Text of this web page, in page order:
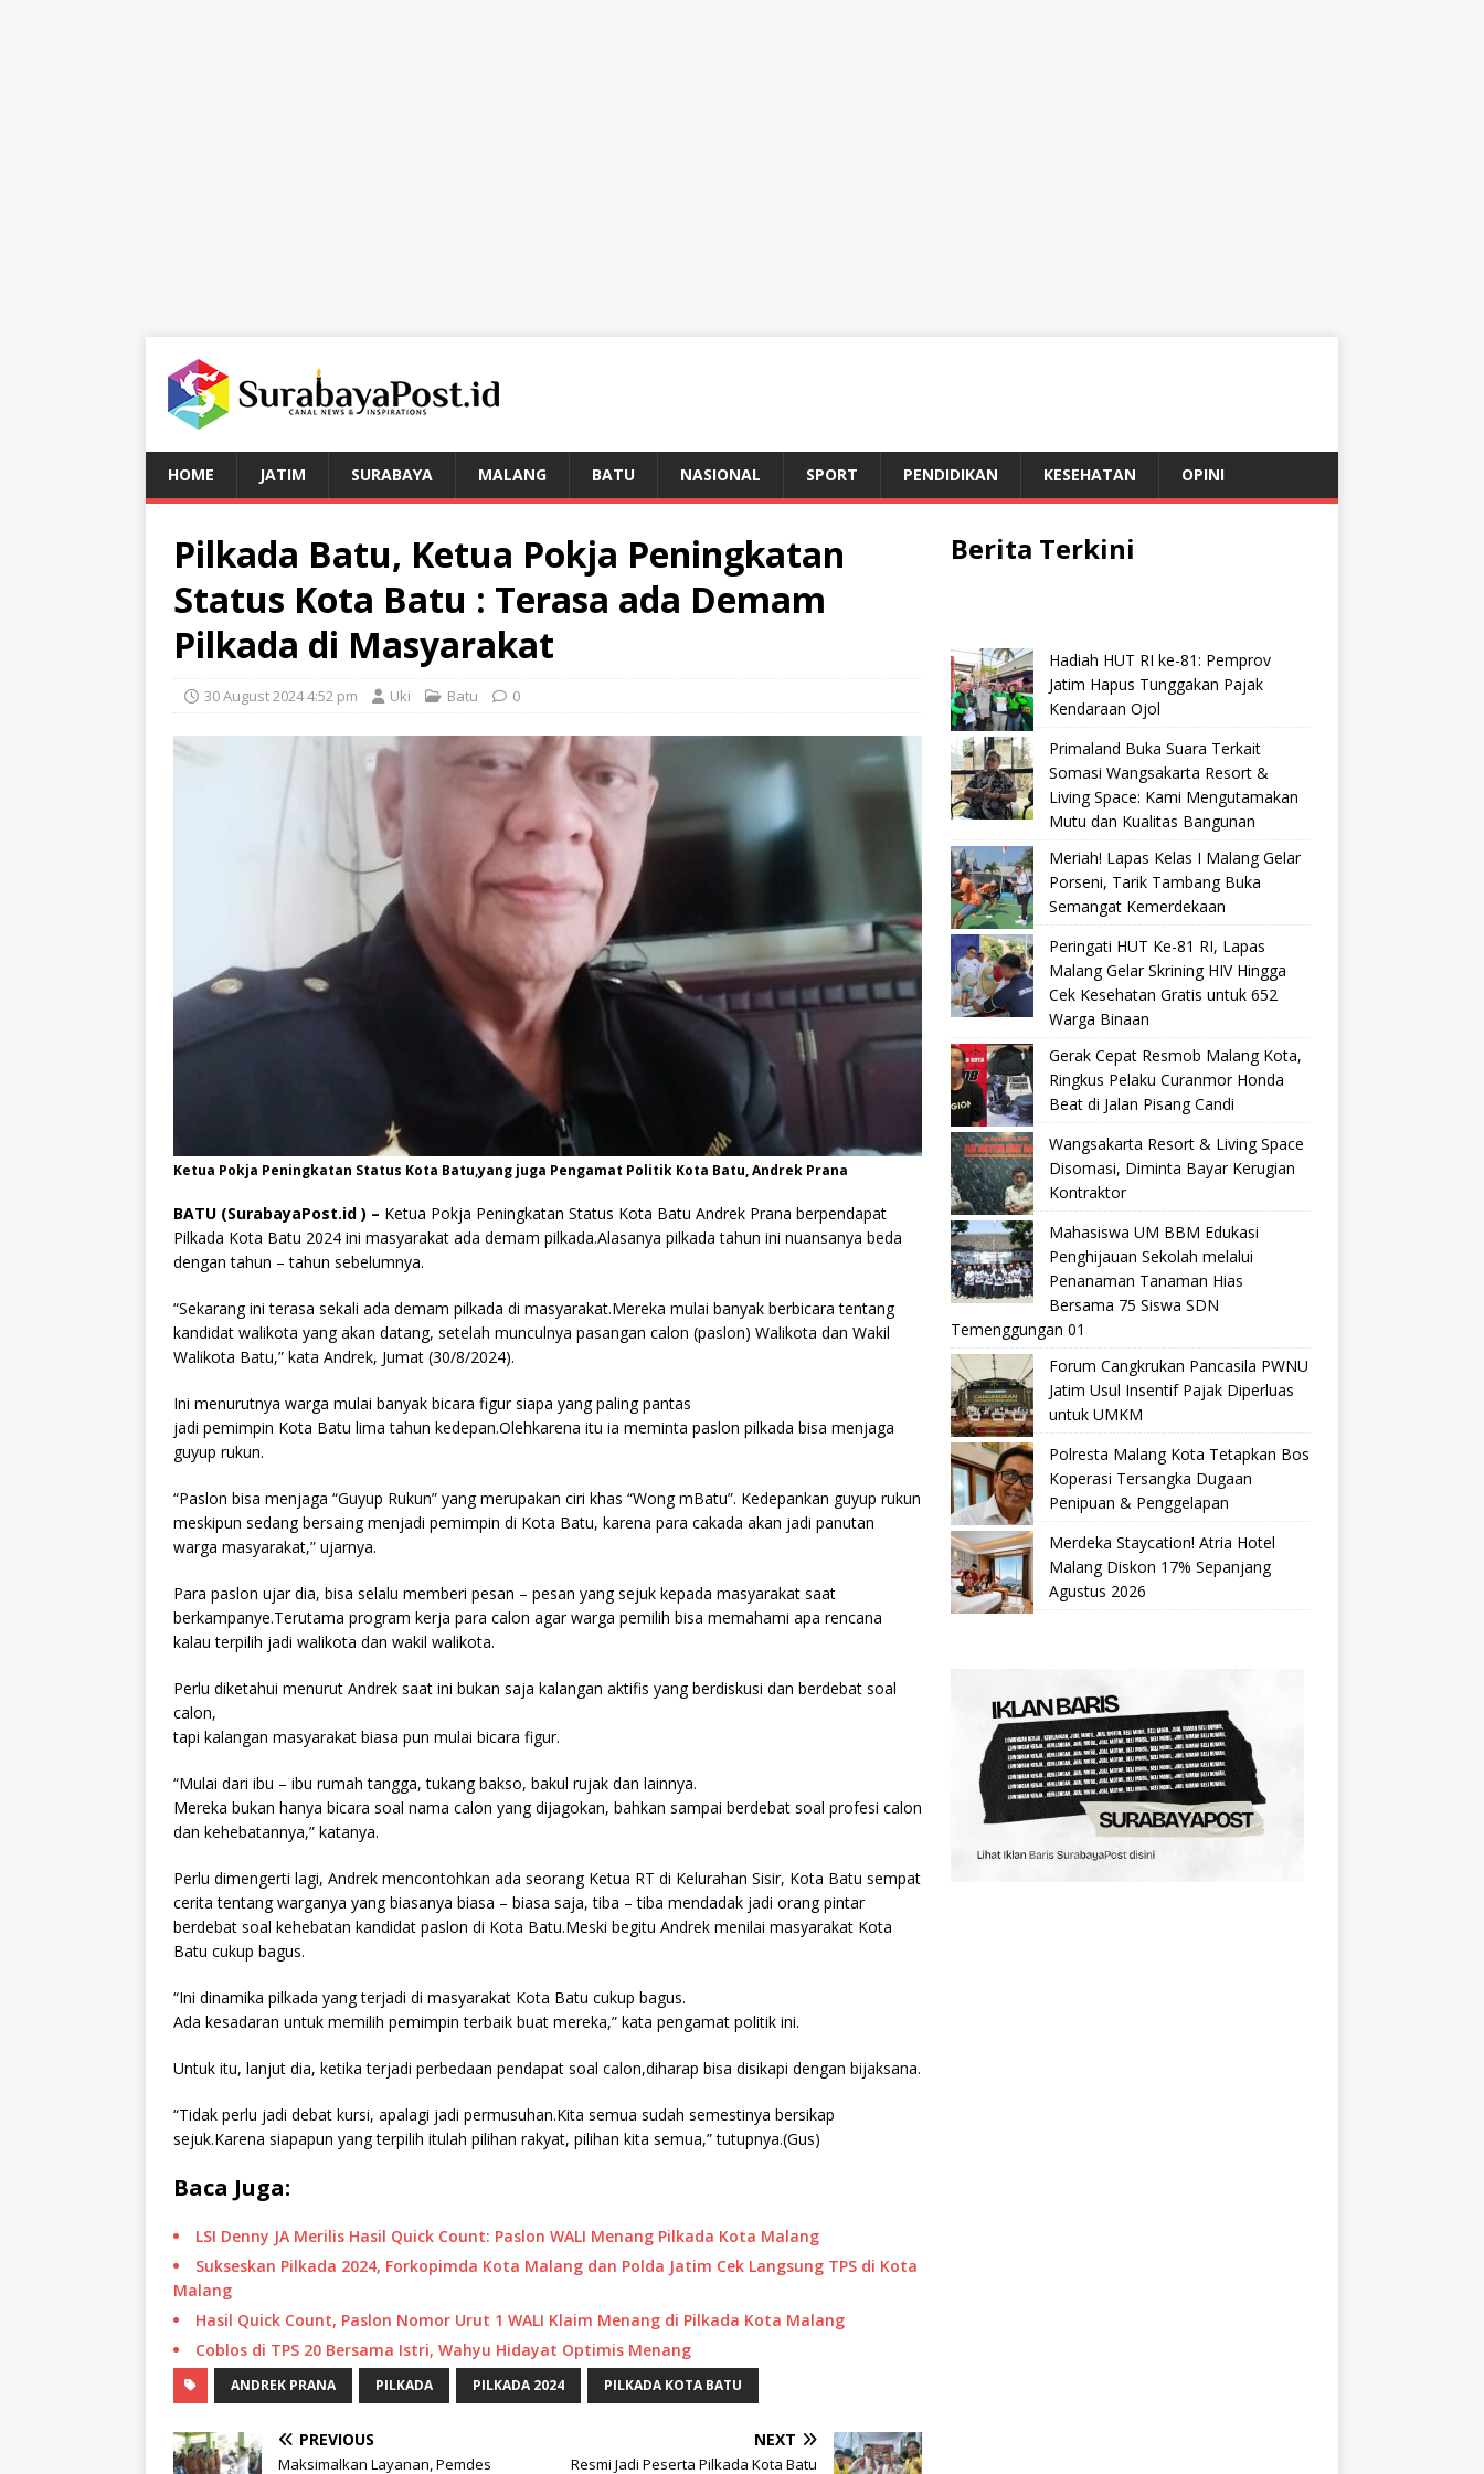
HOME JATIM SURABAYA MALANG BATU NASIONAL SPORT PENDIDIKAN KESEHATAN OPINI
Pilkada Batu, Ketua Pokja Peningkatan
Status Kota Batu : Terasa ada Demam
Pilkada di Masyarakat
30 August 2024 4:52 pm Uki Batu 0
Ketua Pokja Peningkatan Status Kota Batu,yang juga Pengamat Politik Kota Batu, Andrek Prana
BATU (SurabayaPost.id ) – Ketua Pokja Peningkatan Status Kota Batu Andrek Prana berpendapat
Pilkada Kota Batu 2024 ini masyarakat ada demam pilkada.Alasanya pilkada tahun ini nuansanya beda
dengan tahun – tahun sebelumnya.
“Sekarang ini terasa sekali ada demam pilkada di masyarakat.Mereka mulai banyak berbicara tentang
kandidat walikota yang akan datang, setelah munculnya pasangan calon (paslon) Walikota dan Wakil
Walikota Batu,” kata Andrek, Jumat (30/8/2024).
Ini menurutnya warga mulai banyak bicara figur siapa yang paling pantas
jadi pemimpin Kota Batu lima tahun kedepan.Olehkarena itu ia meminta paslon pilkada bisa menjaga
guyup rukun.
“Paslon bisa menjaga “Guyup Rukun” yang merupakan ciri khas “Wong mBatu”. Kedepankan guyup rukun
meskipun sedang bersaing menjadi pemimpin di Kota Batu, karena para cakada akan jadi panutan
warga masyarakat,” ujarnya.
Para paslon ujar dia, bisa selalu memberi pesan – pesan yang sejuk kepada masyarakat saat
berkampanye.Terutama program kerja para calon agar warga pemilih bisa memahami apa rencana
kalau terpilih jadi walikota dan wakil walikota.
Perlu diketahui menurut Andrek saat ini bukan saja kalangan aktifis yang berdiskusi dan berdebat soal
calon,
tapi kalangan masyarakat biasa pun mulai bicara figur.
“Mulai dari ibu – ibu rumah tangga, tukang bakso, bakul rujak dan lainnya.
Mereka bukan hanya bicara soal nama calon yang dijagokan, bahkan sampai berdebat soal profesi calon
dan kehebatannya,” katanya.
Perlu dimengerti lagi, Andrek mencontohkan ada seorang Ketua RT di Kelurahan Sisir, Kota Batu sempat
cerita tentang warganya yang biasanya biasa – biasa saja, tiba – tiba mendadak jadi orang pintar
berdebat soal kehebatan kandidat paslon di Kota Batu.Meski begitu Andrek menilai masyarakat Kota
Batu cukup bagus.
“Ini dinamika pilkada yang terjadi di masyarakat Kota Batu cukup bagus.
Ada kesadaran untuk memilih pemimpin terbaik buat mereka,” kata pengamat politik ini.
Untuk itu, lanjut dia, ketika terjadi perbedaan pendapat soal calon,diharap bisa disikapi dengan bijaksana.
“Tidak perlu jadi debat kursi, apalagi jadi permusuhan.Kita semua sudah semestinya bersikap
sejuk.Karena siapapun yang terpilih itulah pilihan rakyat, pilihan kita semua,” tutupnya.(Gus)
Baca Juga:
LSI Denny JA Merilis Hasil Quick Count: Paslon WALI Menang Pilkada Kota Malang
Sukseskan Pilkada 2024, Forkopimda Kota Malang dan Polda Jatim Cek Langsung TPS di Kota
Malang
Hasil Quick Count, Paslon Nomor Urut 1 WALI Klaim Menang di Pilkada Kota Malang
Coblos di TPS 20 Bersama Istri, Wahyu Hidayat Optimis Menang
ANDREK PRANA PILKADA PILKADA 2024 PILKADA KOTA BATU
PREVIOUS
Maksimalkan Layanan, Pemdes
NEXT
Resmi Jadi Peserta Pilkada Kota Batu
Berita Terkini
Hadiah HUT RI ke-81: Pemprov
Jatim Hapus Tunggakan Pajak
Kendaraan Ojol
Primaland Buka Suara Terkait
Somasi Wangsakarta Resort &
Living Space: Kami Mengutamakan
Mutu dan Kualitas Bangunan
Meriah! Lapas Kelas I Malang Gelar
Porseni, Tarik Tambang Buka
Semangat Kemerdekaan
Peringati HUT Ke-81 RI, Lapas
Malang Gelar Skrining HIV Hingga
Cek Kesehatan Gratis untuk 652
Warga Binaan
Gerak Cepat Resmob Malang Kota,
Ringkus Pelaku Curanmor Honda
Beat di Jalan Pisang Candi
Wangsakarta Resort & Living Space
Disomasi, Diminta Bayar Kerugian
Kontraktor
Mahasiswa UM BBM Edukasi
Penghijauan Sekolah melalui
Penanaman Tanaman Hias
Bersama 75 Siswa SDN
Temenggungan 01
Forum Cangkrukan Pancasila PWNU
Jatim Usul Insentif Pajak Diperluas
untuk UMKM
Polresta Malang Kota Tetapkan Bos
Koperasi Tersangka Dugaan
Penipuan & Penggelapan
Merdeka Staycation! Atria Hotel
Malang Diskon 17% Sepanjang
Agustus 2026